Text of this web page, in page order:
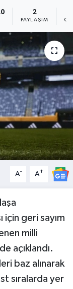
2
PAYLAŞIM
A- A+
geri sayım
milli
açıklandı.
baz alınarak
sıralarda yer